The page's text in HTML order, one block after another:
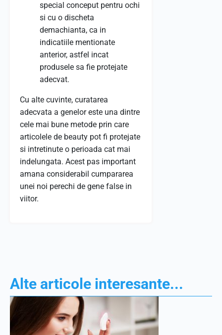
special conceput pentru ochi
si cu o discheta
demachianta, ca in
indicatiile mentionate
anterior, astfel incat
produsele sa fie protejate
adecvat.
Cu alte cuvinte, curatarea
adecvata a genelor este una dintre
cele mai bune metode prin care
articolele de beauty pot fi protejate
si intretinute o perioada cat mai
indelungata. Acest pas important
amana considerabil cumpararea
unei noi perechi de gene false in
viitor.
Alte articole interesante...